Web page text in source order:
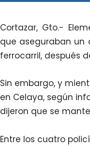
Cortazar, Gto.-
que aseguraban un
ferrocarril, después
Sin embargo, y
en Celaya, según
dijeron que se
Entre los cuatro